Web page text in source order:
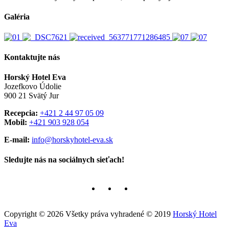
Galéria
Kontaktujte nás
Horský Hotel Eva
Jozefkovo Údolie
900 21 Svätý Jur
Recepcia: +421 2 44 97 05 09
Mobil: +421 903 928 054
E-mail: info@horskyhotel-eva.sk
Sledujte nás na sociálnych sieťach!
Copyright © 2026 Všetky práva vyhradené © 2019 Horský Hotel
Eva